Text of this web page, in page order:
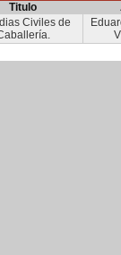
Titulo
Civiles de